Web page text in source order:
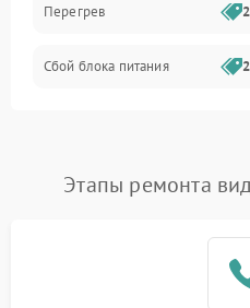
Перегрев
Сбой блока питания
Этапы ремонта